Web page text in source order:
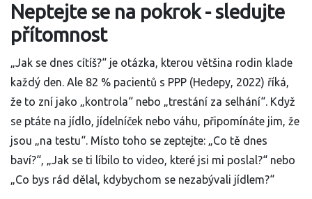
Neptejte se na pokrok - sledujte
přítomnost
„Jak se dnes cítíš?“ je otázka, kterou většina rodin klade
každý den. Ale 82 % pacientů s PPP (Hedepy, 2022) říká,
že to zní jako „kontrola“ nebo „trestání za selhání“. Když
se ptáte na jídlo, jídelníček nebo váhu, připomínáte jim, že
jsou „na testu“. Místo toho se zeptejte: „Co tě dnes
baví?“, „Jak se ti líbilo to video, které jsi mi poslal?“ nebo
„Co bys rád dělal, kdybychom se nezabývali jídlem?“